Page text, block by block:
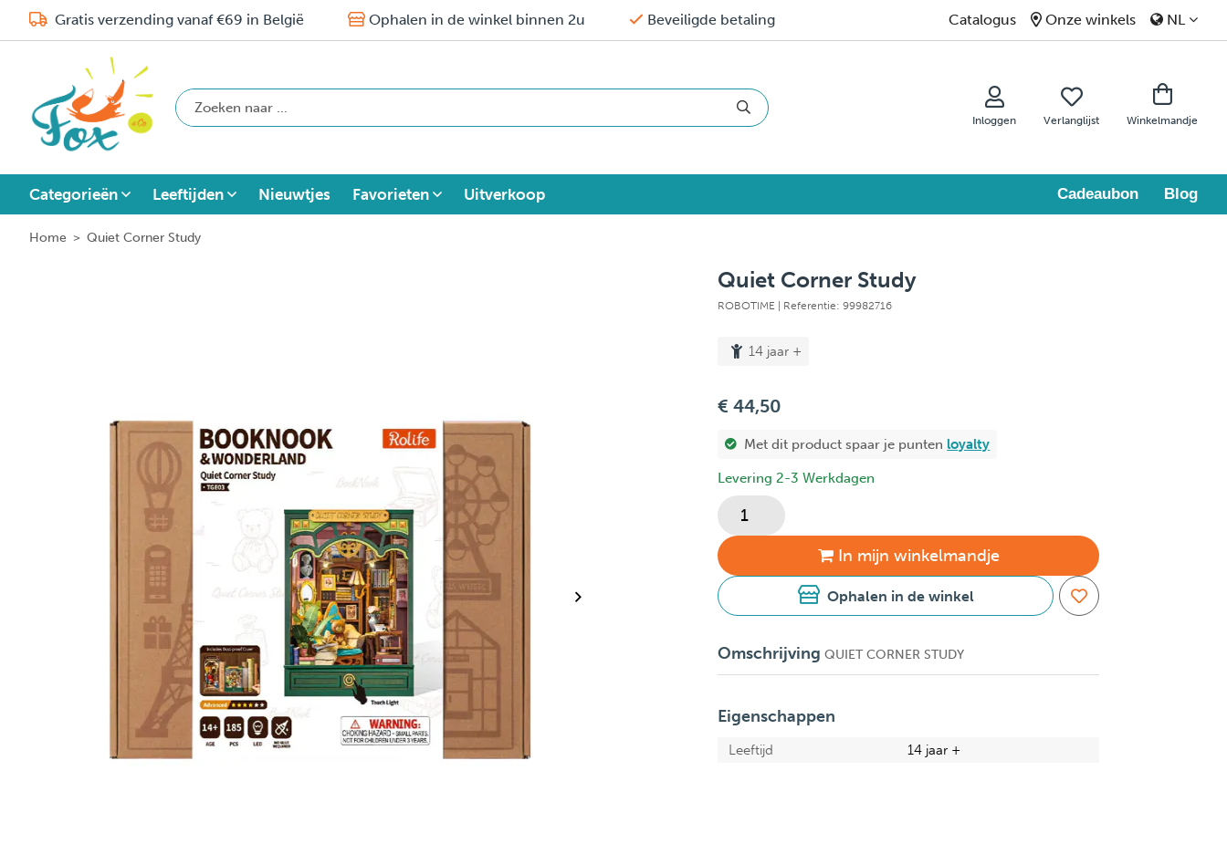
Gratis verzending vanaf €69 in België Ophalen in de winkel binnen 2u Beveiligde betaling Catalogus Onze winkels NL
Inloggen Verlanglijst Winkelmandje
Categorieën Leeftijden Nieuwtjes Favorieten Uitverkoop Cadeaubon Blog
Home > Quiet Corner Study
Quiet Corner Study
ROBOTIME | Referentie: 99982716
14 jaar +
€ 44,50
Met dit product spaar je punten loyalty
Levering 2-3 Werkdagen
In mijn winkelmandje
Ophalen in de winkel
Omschrijving QUIET CORNER STUDY
Eigenschappen
Leeftijd 14 jaar +